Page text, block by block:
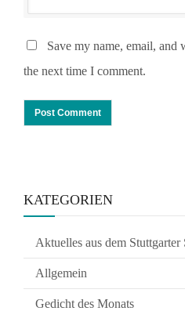
Save my name, email, and
the next time I comment.
KATEGORIEN
Aktuelles aus dem Stuttgarter
Allgemein
Gedicht des Monats